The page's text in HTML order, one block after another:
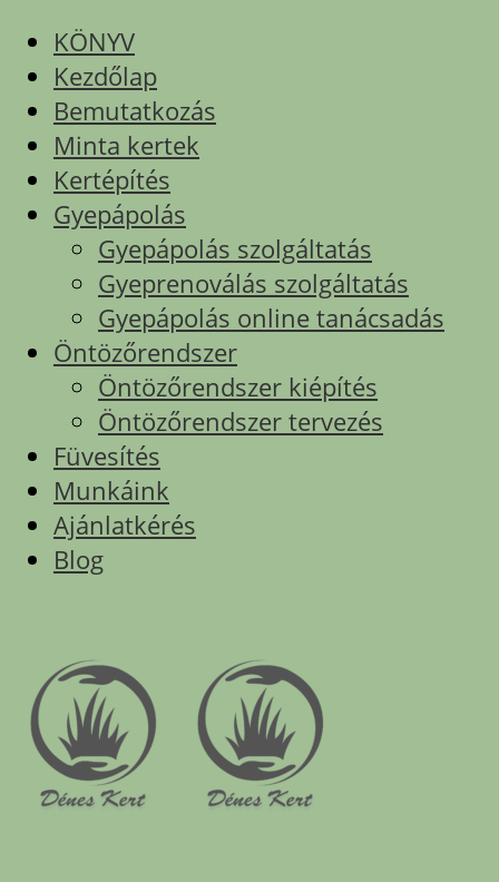
KÖNYV
Kezdőlap
Bemutatkozás
Minta kertek
Kertépítés
Gyepápolás
Gyepápolás szolgáltatás
Gyeprenoválás szolgáltatás
Gyepápolás online tanácsadás
Öntözőrendszer
Öntözőrendszer kiépítés
Öntözőrendszer tervezés
Füvesítés
Munkáink
Ajánlatkérés
Blog